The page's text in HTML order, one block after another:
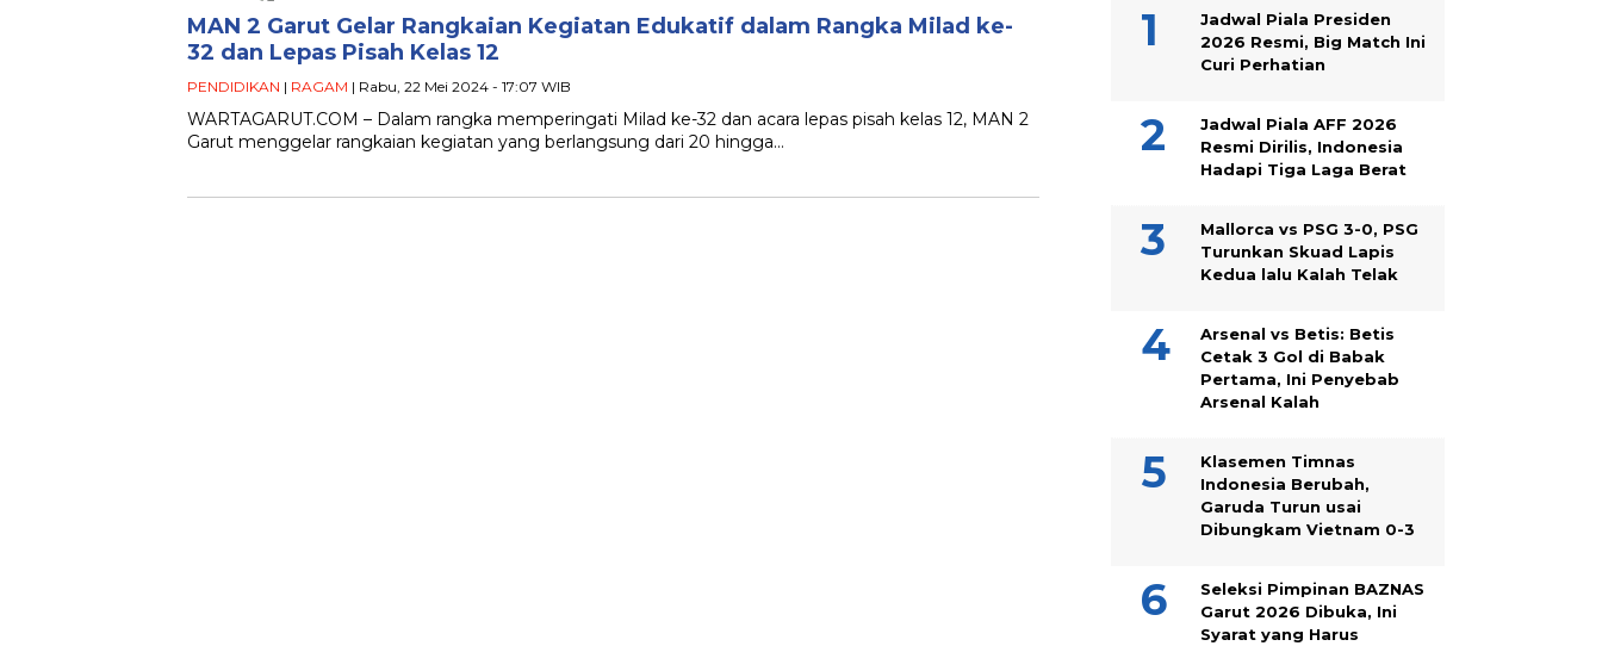
MAN 2 Garut Gelar Rangkaian Kegiatan Edukatif dalam Rangka Milad ke-
32 dan Lepas Pisah Kelas 12
PENDIDIKAN | RAGAM | Rabu, 22 Mei 2024 - 17:07 WIB
WARTAGARUT.COM – Dalam rangka memperingati Milad ke-32 dan acara lepas pisah kelas 12, MAN 2
Garut menggelar rangkaian kegiatan yang berlangsung dari 20 hingga…
Jadwal Piala Presiden
2026 Resmi, Big Match Ini
Curi Perhatian
Jadwal Piala AFF 2026
Resmi Dirilis, Indonesia
Hadapi Tiga Laga Berat
Mallorca vs PSG 3-0, PSG
Turunkan Skuad Lapis
Kedua lalu Kalah Telak
Arsenal vs Betis: Betis
Cetak 3 Gol di Babak
Pertama, Ini Penyebab
Arsenal Kalah
Klasemen Timnas
Indonesia Berubah,
Garuda Turun usai
Dibungkam Vietnam 0-3
Seleksi Pimpinan BAZNAS
Garut 2026 Dibuka, Ini
Syarat yang Harus